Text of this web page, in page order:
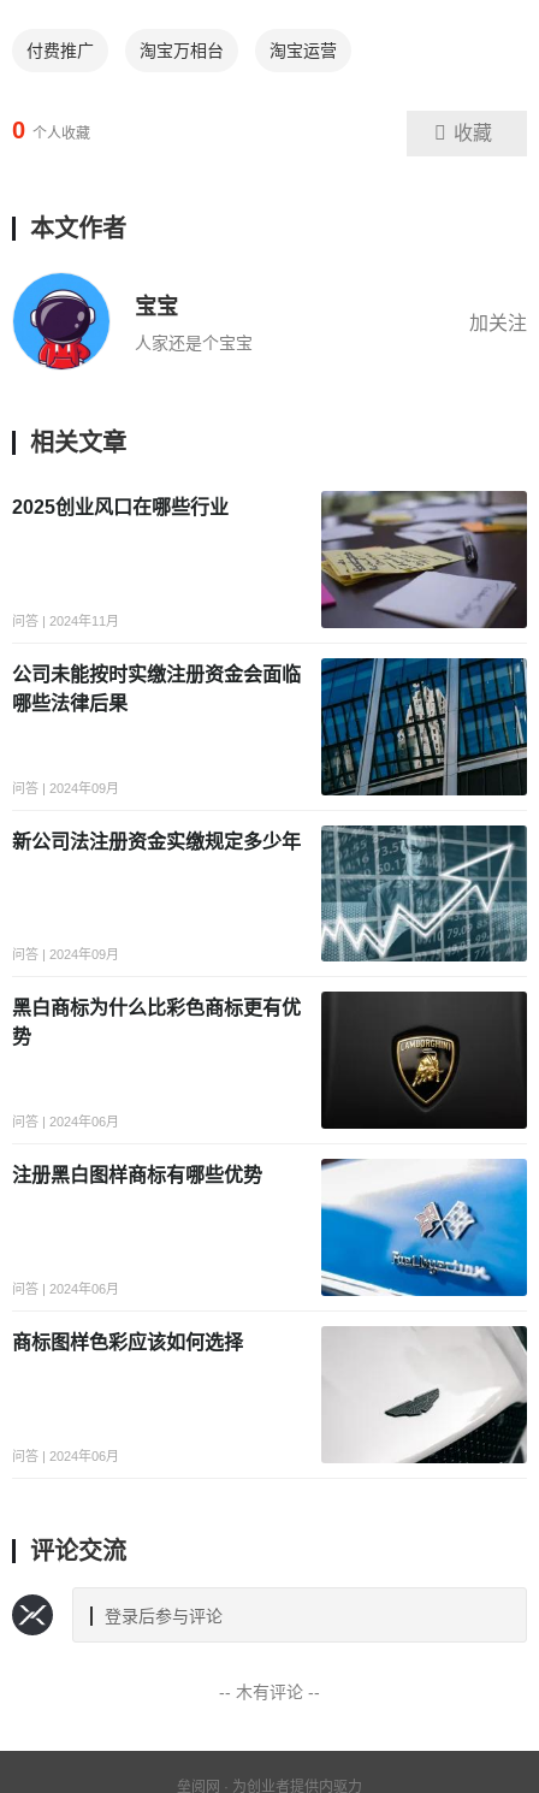
付费推广 淘宝万相台 淘宝运营
0 个人收藏 收藏
本文作者
宝宝
人家还是个宝宝
加关注
相关文章
2025创业风口在哪些行业
问答 | 2024年11月
公司未能按时实缴注册资金会面临
哪些法律后果
问答 | 2024年09月
新公司法注册资金实缴规定多少年
问答 | 2024年09月
黑白商标为什么比彩色商标更有优
势
问答 | 2024年06月
注册黑白图样商标有哪些优势
问答 | 2024年06月
商标图样色彩应该如何选择
问答 | 2024年06月
评论交流
登录后参与评论
-- 木有评论 --
垒阅网 · 为创业者提供内驱力